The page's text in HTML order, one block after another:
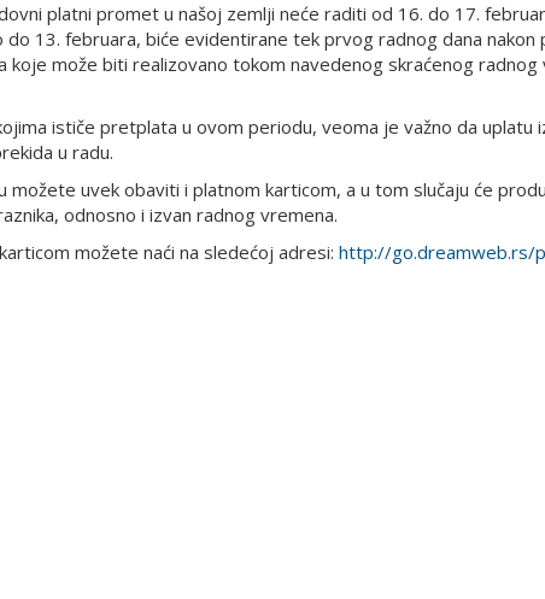
platni promet u našoj zemlji neće raditi od 16. do 17.
13. februara, biće evidentirane tek prvog radnog dana nakon
koje može biti realizovano tokom navedenog skraćenog
ističe pretplata u ovom periodu, veoma je važno da uplatu
u radu.
možete uvek obaviti i platnom karticom, a u tom slučaju će
odnosno i izvan radnog vremena.
možete naći na sledećoj adresi: http://go.dreamweb.rs/